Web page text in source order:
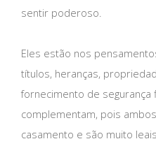
sentir poderoso.
Eles estão nos
títulos, heranças,
fornecimento de segurança
complementam, pois
casamento e são muito